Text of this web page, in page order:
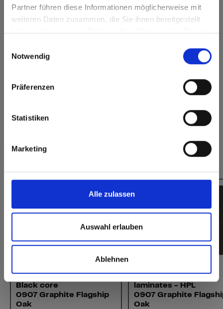
Partner führen diese Informationen möglicherweise mit
weiteren Daten zusammen, die Sie ihnen bereitgestellt
haben oder die sie im Rahmen Ihrer Nutzung der Dienste
Notwendig
Präferenzen
Statistiken
Marketing
Alle zulassen
Auswahl erlauben
Ablehnen
sr.modal is not closeable
Are you based in the Verenigde
Staten?
rest of the world!
Duurzaam
Hitte- en
vorstbestendig
Splintervrij snijden,
Max Compact Interior
Black core
0907 Graphite Flagship
Oak
Max decorative
laminates - HPL
0907 Graphite
Oak